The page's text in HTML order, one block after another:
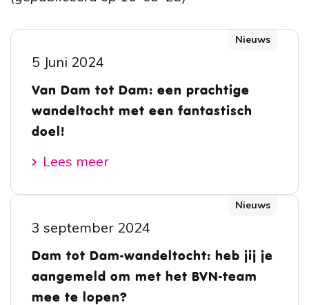
Nieuws
5 Juni 2024
Van Dam tot Dam: een prachtige
wandeltocht met een fantastisch
doel!
Lees meer
Nieuws
3 september 2024
Dam tot Dam-wandeltocht: heb jij je
aangemeld om met het BVN-team
mee te lopen?